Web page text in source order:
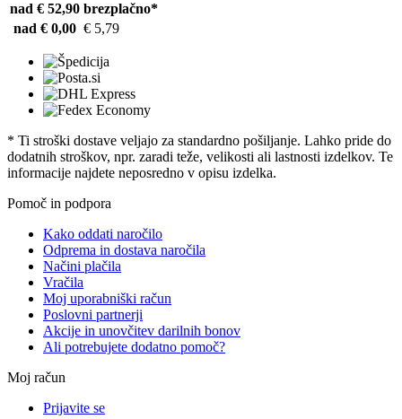
nad € 52,90 brezplačno*
nad € 0,00 € 5,79
* Ti stroški dostave veljajo za standardno pošiljanje. Lahko pride do
dodatnih stroškov, npr. zaradi teže, velikosti ali lastnosti izdelkov. Te
informacije najdete neposredno v opisu izdelka.
Pomoč in podpora
Kako oddati naročilo
Odprema in dostava naročila
Načini plačila
Vračila
Moj uporabniški račun
Poslovni partnerji
Akcije in unovčitev darilnih bonov
Ali potrebujete dodatno pomoč?
Moj račun
Prijavite se